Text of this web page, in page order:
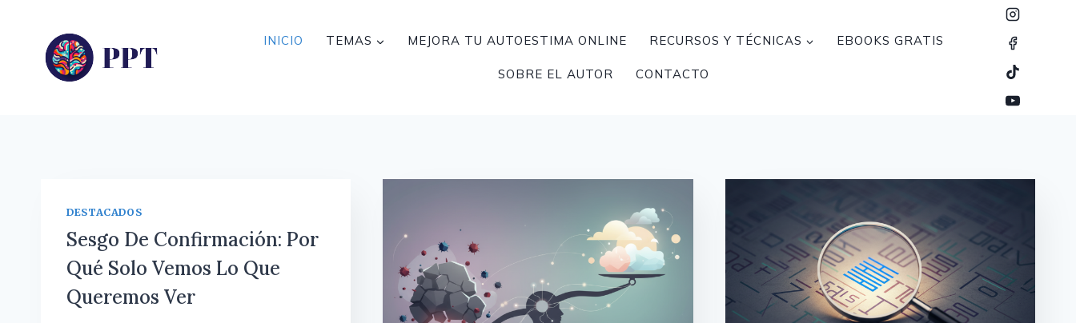
contenido
INICIO TEMAS MEJORA TU AUTOESTIMA ONLINE RECURSOS Y TÉCNICAS EBOOKS GRATIS
SOBRE EL AUTOR CONTACTO
DESTACADOS
Sesgo De Confirmación: Por
Qué Solo Vemos Lo Que
Queremos Ver